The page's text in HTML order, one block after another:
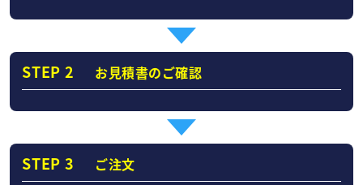
STEP 2 お見積書のご確認
STEP 3 ご注文